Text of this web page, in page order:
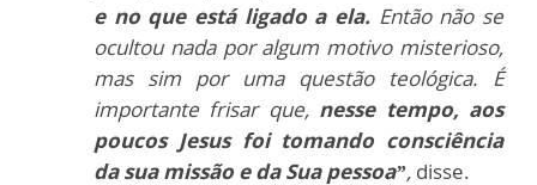
e no que está ligado a ela. Então não se
ocultou nada por algum motivo misterioso,
mas sim por uma questão teológica. É
importante frisar que, nesse tempo, aos
poucos Jesus foi tomando consciência
da sua missão e da Sua pessoa”, disse.